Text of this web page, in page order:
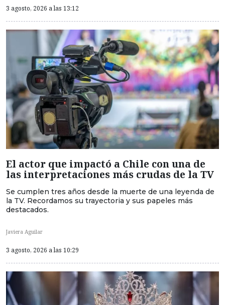
3 agosto, 2026 a las 13:12
El actor que impactó a Chile con una de
las interpretaciones más crudas de la TV
Se cumplen tres años desde la muerte de una leyenda de
la TV. Recordamos su trayectoria y sus papeles más
destacados.
Javiera Aguilar
3 agosto, 2026 a las 10:29